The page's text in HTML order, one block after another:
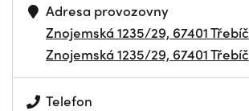
Adresa provozovny
Znojemská 1235/29, 67401 Třebíč
Znojemská 1235/29, 67401 Třebíč
Telefon